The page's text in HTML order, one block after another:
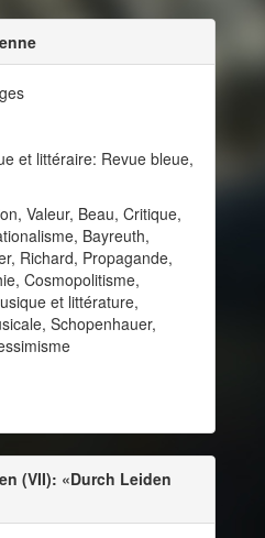
et littéraire: Revue bleue,
Valeur, Beau, Critique,
Bayreuth,
Richard, Propagande,
Cosmopolitisme,
et littérature,
Schopenhauer,
(VII): «Durch Leiden